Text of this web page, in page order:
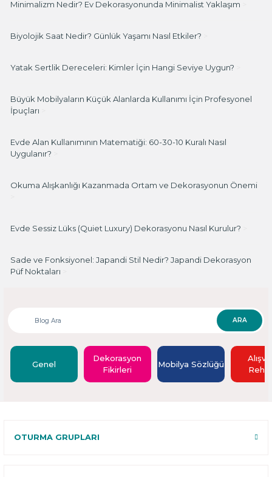
Minimalizm Nedir? Ev Dekorasyonunda Minimalist Yaklaşım
Biyolojik Saat Nedir? Günlük Yaşamı Nasıl Etkiler?
Yatak Sertlik Dereceleri: Kimler İçin Hangi Seviye Uygun?
Büyük Mobilyaların Küçük Alanlarda Kullanımı İçin Profesyonel
İpuçları
Evde Alan Kullanımının Matematiği: 60-30-10 Kuralı Nasıl
Uygulanır?
Okuma Alışkanlığı Kazanmada Ortam ve Dekorasyonun Önemi
Evde Sessiz Lüks (Quiet Luxury) Dekorasyonu Nasıl Kurulur?
Sade ve Fonksiyonel: Japandi Stil Nedir? Japandi Dekorasyon
Püf Noktaları
ARA
Genel
Dekorasyon
Fikirleri
Mobilya Sözlüğü
OTURMA GRUPLARI